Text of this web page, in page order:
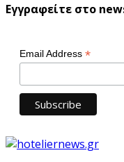
Εγγραφείτε στο
Email Address *